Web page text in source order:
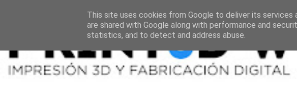
This site uses cookies from Google to deliver its services
are shared with Google along with performance and
statistics, and to detect and address abuse.